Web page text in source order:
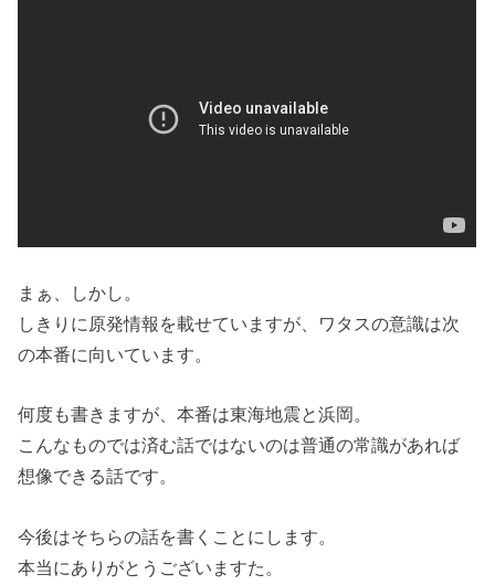
まぁ、しかし。
しきりに原発情報を載せていますが、ワタスの意識は次
の本番に向いています。
何度も書きますが、本番は東海地震と浜岡。
こんなものでは済む話ではないのは普通の常識があれば
想像できる話です。
今後はそちらの話を書くことにします。
本当にありがとうございますた。